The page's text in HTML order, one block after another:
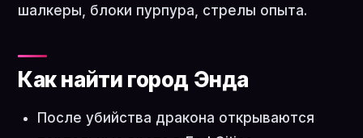
шалкеры, блоки пурпура, стрелы опыта.
Как найти город Энда
После убийства дракона открываются